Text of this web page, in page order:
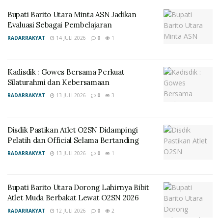
memberikan sambutan dalam kegiatan Masa Ta’aruf
Siswa Madrasah (MATSAMA) MTsN Barito Utara tahun
pelajaran 2023/2024.
mendukung atas kegiatan Matsama yang di lakukna
oleh MTsN Barito Utara ini. “Melalui pelaksanaan
Matsama ini, peserta didik baru di kenalkan dengan
“Pilihan siswa siswi untuk belajar dan menuntut ilmu di
Madrasah ini adalah pilihan yang tepat, karena di
berupa perpaduan antara pengetahuan umum dan
pengetahuan agama,” kata dia.
Dikatakan Mubasir kegiatan Matsama ini hendaknya
Bupati Barito Utara Minta ASN Jadikan
Evaluasi Sebagai Pembelajaran
RADARRAKYAT 14 JULI 2026 0 1
Kadisdik : Gowes Bersama Perkuat
Silaturahmi dan Kebersamaan
RADARRAKYAT 13 JULI 2026 0 3
Disdik Pastikan Atlet O2SN Didampingi
Pelatih dan Official Selama Bertanding
RADARRAKYAT 13 JULI 2026 0 1
Bupati Barito Utara Dorong Lahirnya Bibit
Atlet Muda Berbakat Lewat O2SN 2026
RADARRAKYAT 12 JULI 2026 0 2